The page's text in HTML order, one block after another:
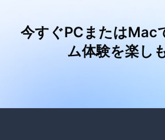
今すぐPCまたはMac
ム体験を楽し